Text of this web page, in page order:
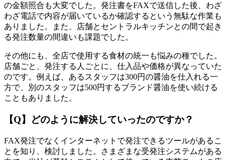
の金額照合も大変でした。発注書をFAXで送信した後、わざ
わざ電話で内容が届いているか確認するという無駄な作業も
ありました。また、店舗とセントラルキッチンとの間で起き
る発注数量の間違いも課題でした。
その他にも、全店で使用する食材の統一も悩みの種でした。
店舗ごと、発注する人ごとに、仕入品や価格が異なっていた
のです。例えば、あるスタッフは300円の醤油を仕入れる一
方で、別のスタッフは500円するブランド醤油を使い続ける
こともありました。
【Q】どのように解決していったのですか？
FAX発注でなくインターネットで発注できるツールがあるこ
とを知り、検討しました。さまざまな受発注システムがある